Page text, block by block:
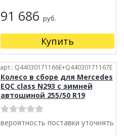
91 686 руб.
Купить
арт.: Q44030171166E+Q44030171167E
Колесо в сборе для Mercedes
EQC class N293 с зимней
автошиной 255/50 R19
вероятность поставки уточнять